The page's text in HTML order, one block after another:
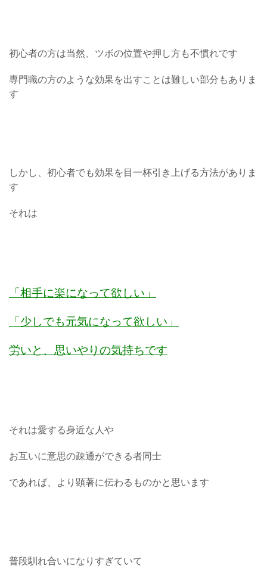
初心者の方は当然、ツボの位置や押し方も不慣れです
専門職の方のような効果を出すことは難しい部分もありま
す
しかし、初心者でも効果を目一杯引き上げる方法がありま
す
それは
「相手に楽になって欲しい」
「少しでも元気になって欲しい」
労いと、思いやりの気持ちです
それは愛する身近な人や
お互いに意思の疎通ができる者同士
であれば、より顕著に伝わるものかと思います
普段馴れ合いになりすぎていて